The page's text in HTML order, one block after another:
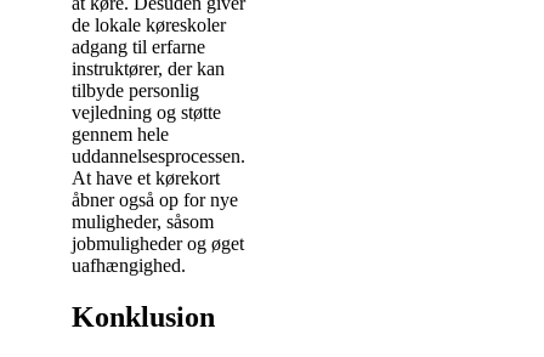
de lokale køreskoler
adgang til erfarne
instruktører, der kan
tilbyde personlig
vejledning og støtte
gennem hele
uddannelsesprocessen.
At have et kørekort
åbner også op for nye
muligheder, såsom
jobmuligheder og øget
uafhængighed.
Konklusion